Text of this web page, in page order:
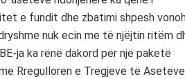
e fundit dhe zbatimi shpesh
nuk ecin me të njëjtin ritëm
ja ka rënë dakord për një paketë
Rregulloren e Tregjeve të Aseteve